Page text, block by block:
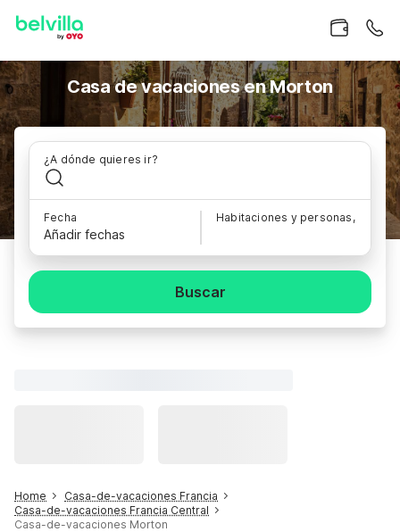
Casa de vacaciones en Morton
¿A dónde quieres ir?
Fecha
Añadir fechas
Habitaciones y personas,
Buscar
Home
Casa-de-vacaciones Francia
Casa-de-vacaciones Francia Central
Casa-de-vacaciones Morton